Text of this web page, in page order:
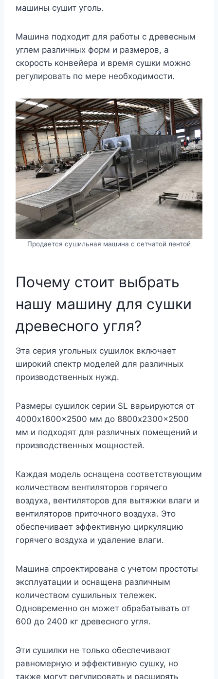
машины сушит уголь.
Машина подходит для работы с древесным
углем различных форм и размеров, а
скорость конвейера и время сушки можно
регулировать по мере необходимости.
Продается сушильная машина с сетчатой ​​лентой
Почему стоит выбрать
нашу машину для сушки
древесного угля?
Эта серия угольных сушилок включает
широкий спектр моделей для различных
производственных нужд.
Размеры сушилок серии SL варьируются от
4000x1600x2500 мм до 8800x2300x2500
мм и подходят для различных помещений и
производственных мощностей.
Каждая модель оснащена соответствующим
количеством вентиляторов горячего
воздуха, вентиляторов для вытяжки влаги и
вентиляторов приточного воздуха. Это
обеспечивает эффективную циркуляцию
горячего воздуха и удаление влаги.
Машина спроектирована с учетом простоты
эксплуатации и оснащена различным
количеством сушильных тележек.
Одновременно он может обрабатывать от
600 до 2400 кг древесного угля.
Эти сушилки не только обеспечивают
равномерную и эффективную сушку, но
также могут регулировать и расширять